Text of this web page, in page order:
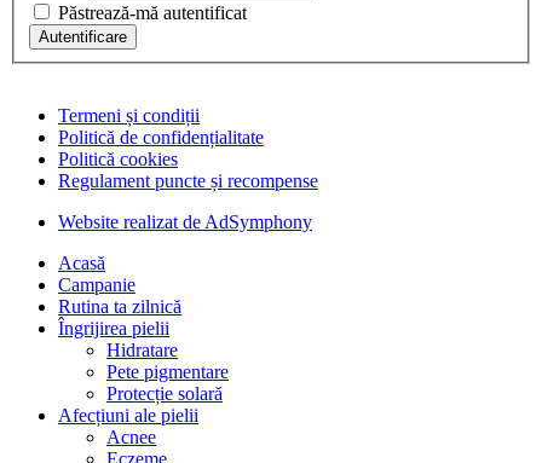
Păstrează-mă autentificat
Autentificare
Termeni și condiții
Politică de confidențialitate
Politică cookies
Regulament puncte și recompense
Website realizat de AdSymphony
Acasă
Campanie
Rutina ta zilnică
Îngrijirea pielii
Hidratare
Pete pigmentare
Protecție solară
Afecțiuni ale pielii
Acnee
Eczeme